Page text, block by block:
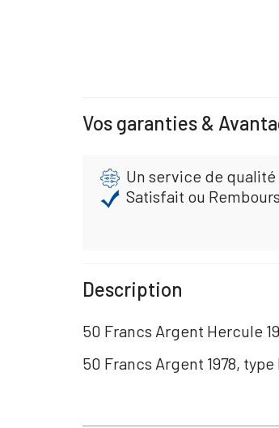
Vos garanties &
Un service de
Satisfait ou
Description
50 Francs Argent Hercule
50 Francs Argent 1978,